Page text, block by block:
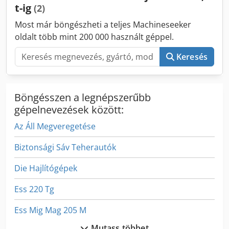
t-ig (2)
Most már böngészheti a teljes Machineseeker
oldalt több mint 200 000 használt géppel.
Keresés
Böngésszen a legnépszerűbb
gépelnevezések között:
Az Áll Megveregetése
Biztonsági Sáv Teherautók
Die Hajlítógépek
Ess 220 Tg
Ess Mig Mag 205 M